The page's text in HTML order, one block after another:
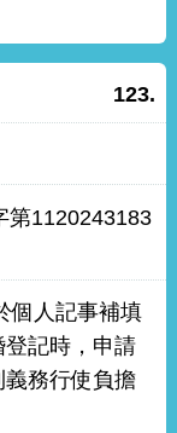
123.
第1120243183
個人記事補填
登記時，申請
務行使負擔